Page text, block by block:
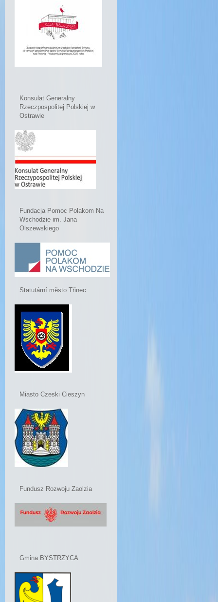
Konsulat Generalny
Rzeczpospolitej Polskiej w
Ostrawie
Fundacja Pomoc Polakom Na
Wschodzie im. Jana
Olszewskiego
Statutární město Třinec
Miasto Czeski Cieszyn
Fundusz Rozwoju Zaolzia
Gmina BYSTRZYCA